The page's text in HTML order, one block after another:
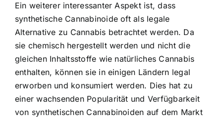
Ein weiterer interessanter Aspekt ist, dass
synthetische Cannabinoide oft als legale
Alternative zu Cannabis betrachtet werden. Da
sie chemisch hergestellt werden und nicht die
gleichen Inhaltsstoffe wie natürliches Cannabis
enthalten, können sie in einigen Ländern legal
erworben und konsumiert werden. Dies hat zu
einer wachsenden Popularität und Verfügbarkeit
von synthetischen Cannabinoiden auf dem Markt